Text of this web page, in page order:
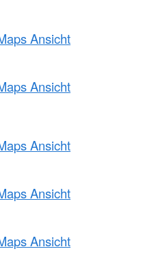
Ansicht
Ansicht
Ansicht
Ansicht
Ansicht